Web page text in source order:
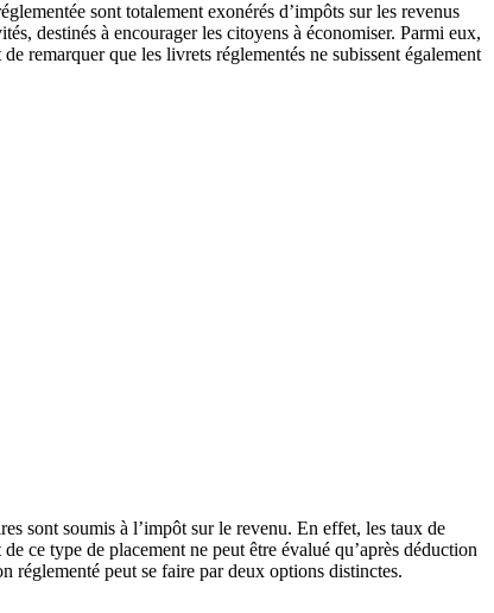
sont totalement exonérés d’impôts sur les revenus
destinés à encourager les citoyens à économiser. Parmi eux,
remarquer que les livrets réglementés ne subissent également
sont soumis à l’impôt sur le revenu. En effet, les taux de
ce type de placement ne peut être évalué qu’après déduction
réglementé peut se faire par deux options distinctes.